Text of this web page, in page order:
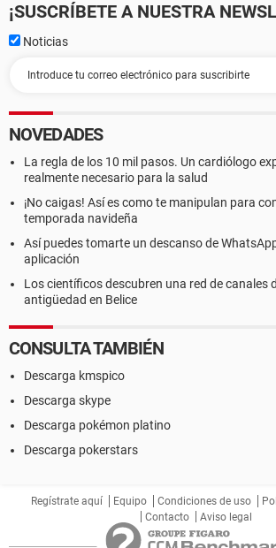
¡SUSCRÍBETE A NUESTRA
Noticias
NOVEDADES
La regla de los 10 mil pasos. Un cardiólogo
realmente necesario para la salud
¡No caigas! Así es como te manipulan para
temporada navideña
Así puedes tomarte un descanso de
aplicación
Los científicos descubren una red de canales
antigüedad en Belice
CONSULTA TAMBIÉN
Descarga kmspico
Descarga skype
Descarga pokémon platino
Descarga pokerstars
Regístrate aquí Equipo Condiciones de uso
Contacto
Aviso legal